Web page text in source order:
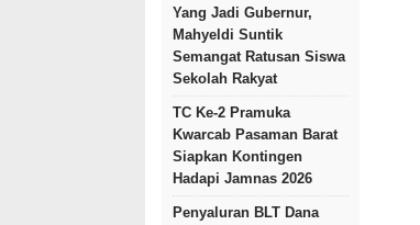
Yang Jadi Gubernur,
Mahyeldi Suntik
Semangat Ratusan Siswa
Sekolah Rakyat
TC Ke-2 Pramuka
Kwarcab Pasaman Barat
Siapkan Kontingen
Hadapi Jamnas 2026
Penyaluran BLT Dana